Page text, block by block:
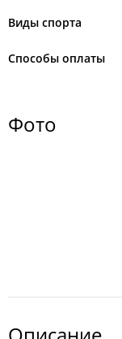
Виды спорта
Способы оплаты
Фото